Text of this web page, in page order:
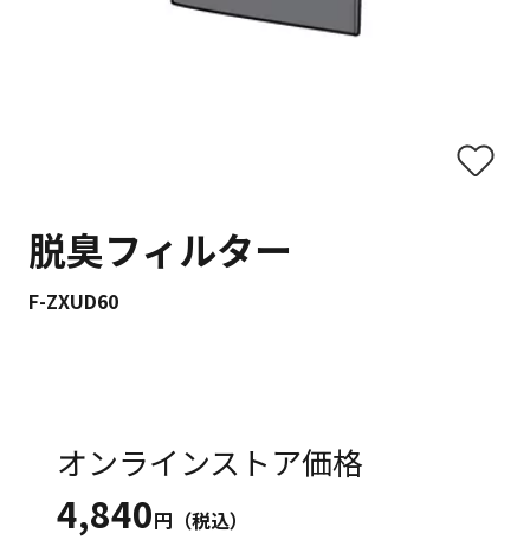
脱臭フィルター
F-ZXUD60
オンラインストア価格
4,840円（税込）